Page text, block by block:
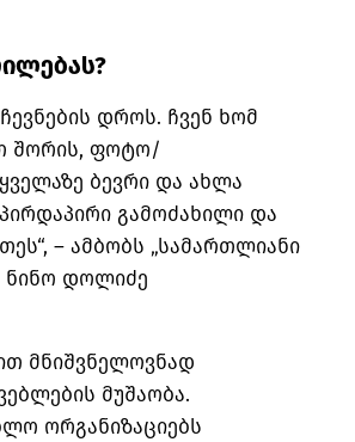
დროს. ჩვენ ხომ
შორის, ფოტო/
ბევრი და ახლა
გამოძახილი და
– ამბობს „სამართლიანი
ნინო დოლიძე
მნიშვნელოვნად
მუშაობა.
ორგანიზაციებს